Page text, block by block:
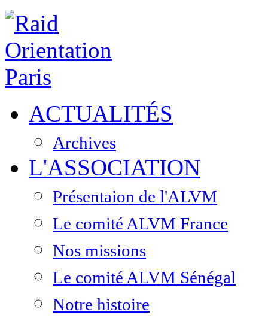
ACTUALITÉS
Archives
L'ASSOCIATION
Présentaion de l'ALVM
Le comité ALVM France
Nos missions
Le comité ALVM Sénégal
Notre histoire